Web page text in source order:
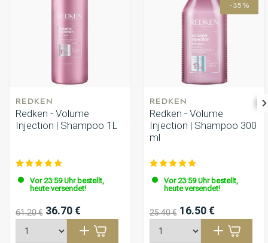
REDKEN
Redken - Volume
Injection | Shampoo 1L
Vor 23:59 Uhr bestellt,
heute versendet!
61.20 € 36.70 €
-35%
REDKEN
Redken - Volume
Injection | Shampoo 300
ml
Vor 23:59 Uhr bestellt,
heute versendet!
25.40 € 16.50 €